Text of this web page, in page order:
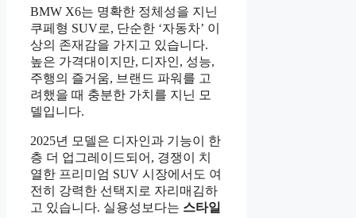
BMW X6는 명확한 정체성을 지닌
쿠페형 SUV로, 단순한 ‘자동차’ 이
상의 존재감을 가지고 있습니다.
높은 가격대이지만, 디자인, 성능,
주행의 즐거움, 브랜드 파워를 고
려했을 때 충분한 가치를 지닌 모
델입니다.
2025년 모델은 디자인과 기능이 한
층 더 업그레이드되어, 경쟁이 치
열한 프리미엄 SUV 시장에서도 여
전히 강력한 선택지로 자리매김하
고 있습니다. 실용성보다는 스타일